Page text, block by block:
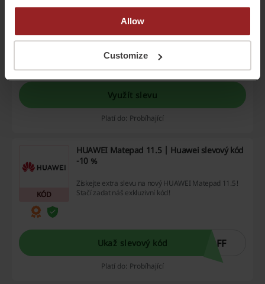
Allow
Customize
Allegro je správnou volbou, ať už sháníte cokoliv!
Najdete tady módu, nábytek, elektroniku, ale
třeba i potraviny a produkty pro krásu! I tak to
ale není vše, tak si prohlédněte, co dalšího tu
můžete najít. Nízké ceny Vás mile překvapí.
Využít slevu
Platí do: Probíhající
KÓD
HUAWEI Matepad 11.5 | Huawei slevový kód
-10 %
Získejte extra slevu na nový HUAWEI Matepad 11.5!
Stačí zadat náš exkluzivní kód!
Ukaž slevový kód OFF
Platí do: Probíhající